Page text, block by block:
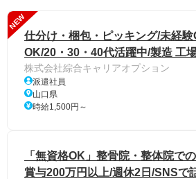
NEW
仕分け・梱包・ピッキング/未経
OK/20・30・40代活躍中/製造 工
株式会社綜合キャリアオプション
派遣社員
山口県
時給1,500円～
「無資格OK」整骨院・整体院で
賞与200万円以上/週休2日/SNSで